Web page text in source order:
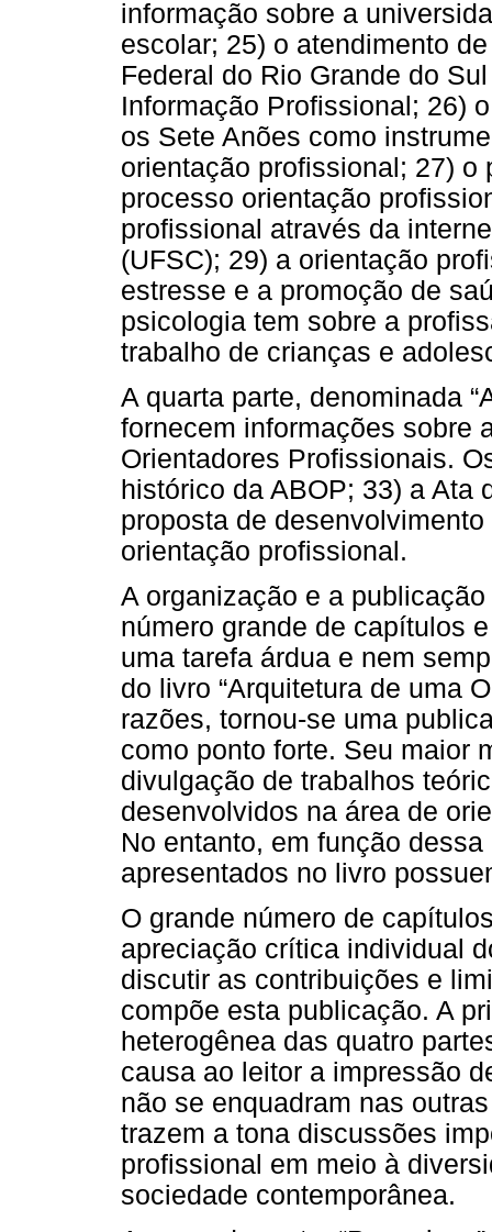
informação sobre a
escolar; 25) o atendimento
Federal do Rio Grande do
Informação Profissional; 26)
os Sete Anões como
orientação profissional; 27) o
processo orientação
profissional através da
(UFSC); 29) a orientação
estresse e a promoção de
psicologia tem sobre a
trabalho de crianças e
A quarta parte, denominada
fornecem informações sobre
Orientadores Profissionais.
histórico da ABOP; 33) a Ata
proposta de
orientação profissional.
A organização e a
número grande de capítulos
uma tarefa árdua e nem
do livro “Arquitetura de uma
razões, tornou-se uma
como ponto forte. Seu maior
divulgação de trabalhos
desenvolvidos na área de
No entanto, em função
apresentados no livro
O grande número de
apreciação crítica individual
discutir as contribuições e
compõe esta publicação. A
heterogênea das quatro
causa ao leitor a impressão
não se enquadram nas
trazem a tona discussões
profissional em meio à
sociedade contemporânea.